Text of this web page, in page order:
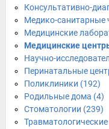
Консультативно-
Медико-санитарные
Медицинские
Медицинские
Научно-
Перинатальные
Поликлиники (192)
Родильные дома (4)
Стоматологии (239)